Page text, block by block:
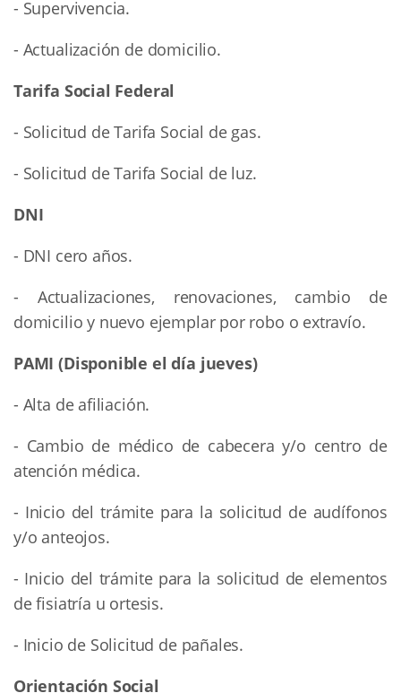
- Supervivencia.
- Actualización de domicilio.
Tarifa Social Federal
- Solicitud de Tarifa Social de gas.
- Solicitud de Tarifa Social de luz.
DNI
- DNI cero años.
- Actualizaciones, renovaciones, cambio de
domicilio y nuevo ejemplar por robo o extravío.
PAMI (Disponible el día jueves)
- Alta de afiliación.
- Cambio de médico de cabecera y/o centro de
atención médica.
- Inicio del trámite para la solicitud de audífonos
y/o anteojos.
- Inicio del trámite para la solicitud de elementos
de fisiatría u ortesis.
- Inicio de Solicitud de pañales.
Orientación Social